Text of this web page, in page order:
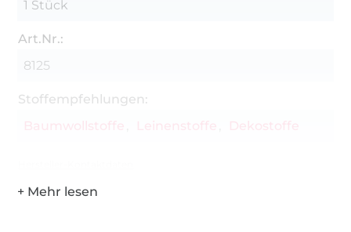
1 Stück
Art.Nr.:
8125
Stoffempfehlungen:
Baumwollstoffe
Leinenstoffe Dekostoffe